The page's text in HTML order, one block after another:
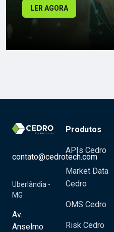
LER AGORA
contato@cedrotech.com
Uberlândia -
MG
Av.
Anselmo
Produtos
APIs Cedro
Market Data
Cedro
OMS Cedro
Risk Cedro